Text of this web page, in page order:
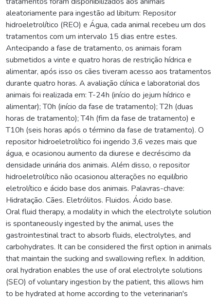
aleatoriamente para ingestão ad libitum: Repositor
hidroeletrolítico (REO) e Água, cada animal recebeu um dos
tratamentos com um intervalo 15 dias entre estes.
Antecipando a fase de tratamento, os animais foram
submetidos a vinte e quatro horas de restrição hídrica e
alimentar, após isso os cães tiveram acesso aos tratamentos
durante quatro horas. A avaliação clínica e laboratorial dos
animais foi realizada em: T-24h (início do jejum hídrico e
alimentar); T0h (início da fase de tratamento); T2h (duas
horas de tratamento); T4h (fim da fase de tratamento) e
T10h (seis horas após o término da fase de tratamento). O
repositor hidroeletrolítico foi ingerido 3,6 vezes mais que
água, e ocasionou aumento da diurese e decréscimo da
densidade urinária dos animais. Além disso, o repositor
hidroeletrolítico não ocasionou alterações no equilíbrio
eletrolítico e ácido base dos animais. Palavras-chave:
Hidratação. Cães. Eletrólitos. Fluidos. Ácido base.
Oral fluid therapy, a modality in which the electrolyte solution
is spontaneously ingested by the animal, uses the
gastrointestinal tract to absorb fluids, electrolytes, and
carbohydrates. It can be considered the first option in animals
that maintain the sucking and swallowing reflex. In addition,
oral hydration enables the use of oral electrolyte solutions
(SEO) of voluntary ingestion by the patient, this allows him
to be hydrated at home according to the veterinarian's